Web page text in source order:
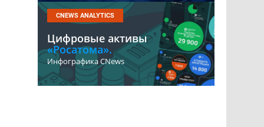
CNEWS ANALYTICS
Цифровые активы
«Росатома».
Инфографика CNews